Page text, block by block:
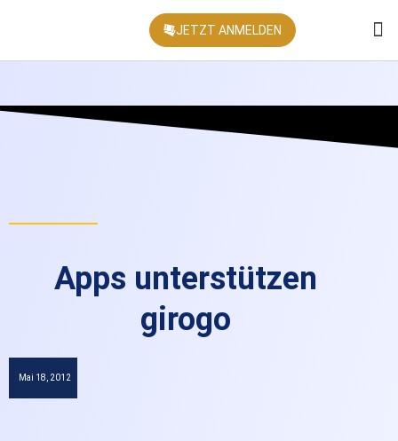
JETZT ANMELDEN
Apps unterstützen
girogo
Mai 18, 2012